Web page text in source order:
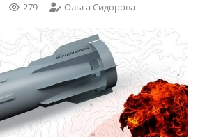
279 Ольга Сидорова